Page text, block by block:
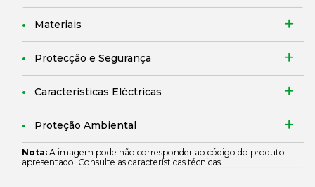
Materiais
Protecção e Segurança
Características Eléctricas
Proteção Ambiental
Nota: A imagem pode não corresponder ao código do produto
apresentado. Consulte as características técnicas.